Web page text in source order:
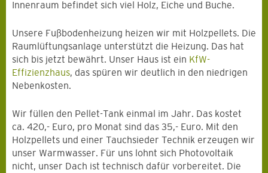
Innenraum befindet sich viel Holz, Eiche und Buche.
Unsere Fußbodenheizung heizen wir mit Holzpellets. Die
Raumlüftungsanlage unterstützt die Heizung. Das hat
sich bis jetzt bewährt. Unser Haus ist ein KfW-
Effizienzhaus, das spüren wir deutlich in den niedrigen
Nebenkosten.
Wir füllen den Pellet-Tank einmal im Jahr. Das kostet
ca. 420,- Euro, pro Monat sind das 35,- Euro. Mit den
Holzpellets und einer Tauchsieder Technik erzeugen wir
unser Warmwasser. Für uns lohnt sich Photovoltaik
nicht, unser Dach ist technisch dafür vorbereitet. Die